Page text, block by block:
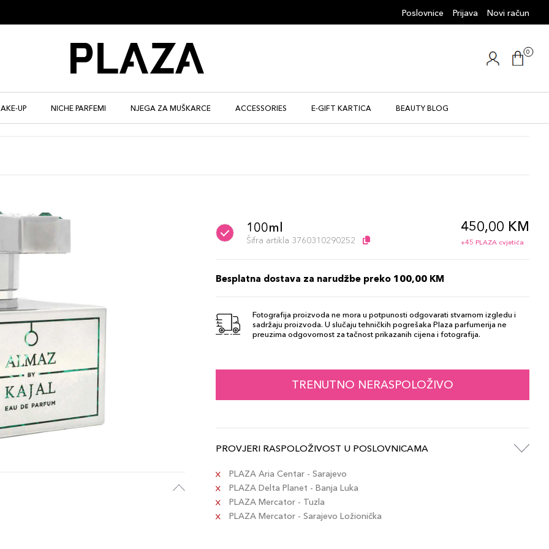
Poslovnice Prijava Novi račun
0
UP NICHE PARFEMI NJEGA ZA MUŠKARCE ACCESSORIES E-GIFT KARTICA BEAUTY BLOG
100ml
Šifra artikla 3760310290252
450,00 KM
+45 PLAZA cvjetića
Besplatna dostava za narudžbe preko 100,00 KM
Fotografija proizvoda ne mora u potpunosti odgovarati stvarnom izgledu i
sadržaju proizvoda. U slučaju tehničkih pogrešaka Plaza parfumerija ne
preuzima odgovornost za tačnost prikazanih cijena i fotografija.
TRENUTNO NERASPOLOŽIVO
PROVJERI RASPOLOŽIVOST U POSLOVNICAMA
PLAZA Aria Centar - Sarajevo
PLAZA Delta Planet - Banja Luka
PLAZA Mercator - Tuzla
PLAZA Mercator - Sarajevo Ložionička